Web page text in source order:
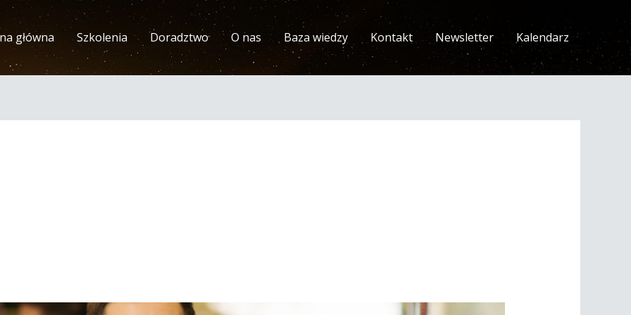
główna Szkolenia Doradztwo O nas Baza wiedzy Kontakt Newsletter Kalendarz